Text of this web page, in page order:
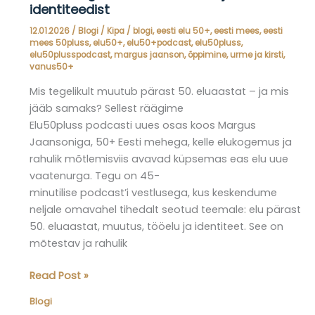
identiteedist
12.01.2026 / Blogi/ Kipa / blogi,eesti elu 50+,eesti mees,eesti
mees 50pluss,elu50+,elu50+podcast,elu50pluss,
elu50plusspodcast,margus jaanson,õppimine,urme ja kirsti,
vanus50+
Mis tegelikult muutub pärast 50. eluaastat – ja mis
jääb samaks? Sellest räägime
Elu50pluss podcasti uues osas koos Margus
Jaansoniga, 50+ Eesti mehega, kelle elukogemus ja
rahulik mõtlemisviis avavad küpsemas eas elu uue
vaatenurga. Tegu on 45-
minutilise podcast’i vestlusega, kus keskendume
neljale omavahel tihedalt seotud teemale: elu pärast
50. eluaastat, muutus, tööelu ja identiteet. See on
mõtestav ja rahulik
Elu50pluss
–
Read Post »
Blogi